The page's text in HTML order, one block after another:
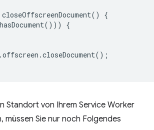
closeOffscreenDocument()
{
hasDocument()))
{
.offscreen .closeDocument();
Standort von Ihrem Service Worker
müssen Sie nur noch Folgendes